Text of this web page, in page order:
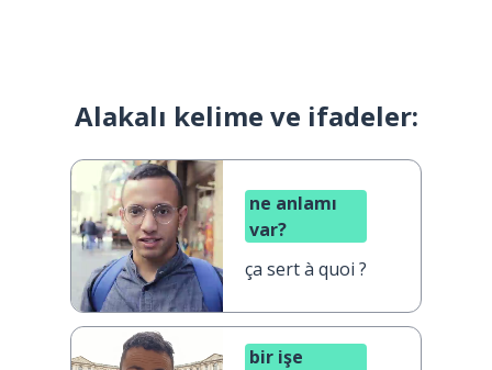
Alakalı kelime ve ifadeler:
ne anlamı
var?
ça sert à quoi ?
bir işe